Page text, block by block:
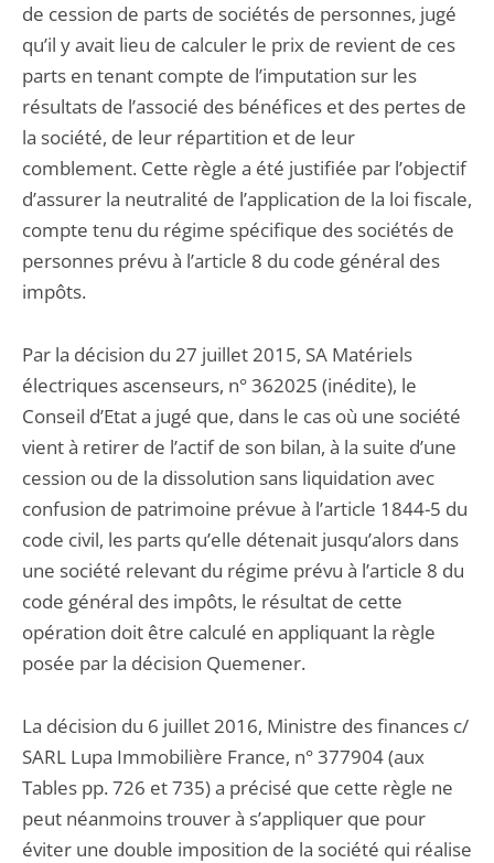
de cession de parts de sociétés de personnes, jugé
qu’il y avait lieu de calculer le prix de revient de ces
parts en tenant compte de l’imputation sur les
résultats de l’associé des bénéfices et des pertes de
la société, de leur répartition et de leur
comblement. Cette règle a été justifiée par l’objectif
d’assurer la neutralité de l’application de la loi fiscale,
compte tenu du régime spécifique des sociétés de
personnes prévu à l’article 8 du code général des
impôts.
Par la décision du 27 juillet 2015, SA Matériels
électriques ascenseurs, n° 362025 (inédite), le
Conseil d’Etat a jugé que, dans le cas où une société
vient à retirer de l’actif de son bilan, à la suite d’une
cession ou de la dissolution sans liquidation avec
confusion de patrimoine prévue à l’article 1844-5 du
code civil, les parts qu’elle détenait jusqu’alors dans
une société relevant du régime prévu à l’article 8 du
code général des impôts, le résultat de cette
opération doit être calculé en appliquant la règle
posée par la décision Quemener.
La décision du 6 juillet 2016, Ministre des finances c/
SARL Lupa Immobilière France, n° 377904 (aux
Tables pp. 726 et 735) a précisé que cette règle ne
peut néanmoins trouver à s’appliquer que pour
éviter une double imposition de la société qui réalise